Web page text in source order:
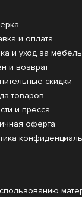
и оплата
и уход за
и возврат
скидки
товаров
и пресса
оферта